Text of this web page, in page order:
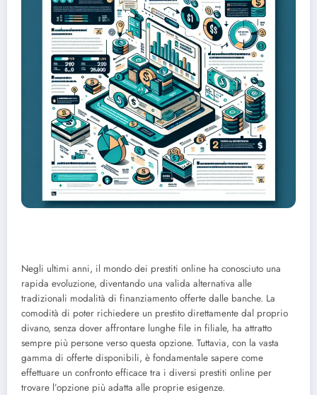
Negli ultimi anni, il mondo dei prestiti online ha conosciuto una
rapida evoluzione, diventando una valida alternativa alle
tradizionali modalità di finanziamento offerte dalle banche. La
comodità di poter richiedere un prestito direttamente dal proprio
divano, senza dover affrontare lunghe file in filiale, ha attratto
sempre più persone verso questa opzione. Tuttavia, con la vasta
gamma di offerte disponibili, è fondamentale sapere come
effettuare un confronto efficace tra i diversi prestiti online per
trovare l’opzione più adatta alle proprie esigenze.